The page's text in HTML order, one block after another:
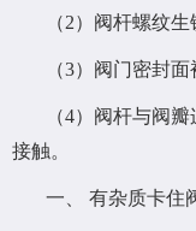
（2）阀杆螺纹
（3）阀门密封
（4）阀杆与阀
接触。
一、 有杂质卡住